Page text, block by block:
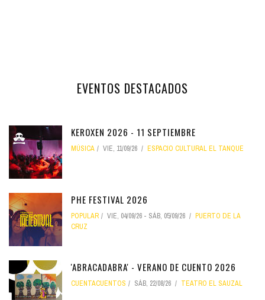
EVENTOS DESTACADOS
KEROXEN 2026 - 11 SEPTIEMBRE
MÚSICA VIE, 11/09/26 ESPACIO CULTURAL EL TANQUE
PHE FESTIVAL 2026
POPULAR VIE, 04/09/26 - SÁB, 05/09/26
PUERTO DE LA
CRUZ
'ABRACADABRA' - VERANO DE CUENTO 2026
CUENTACUENTOS SÁB, 22/08/26 TEATRO EL SAUZAL